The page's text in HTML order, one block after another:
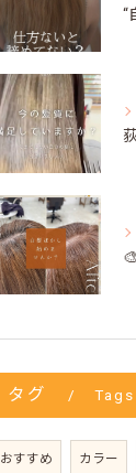
タグ Tags
おすすめ カラー